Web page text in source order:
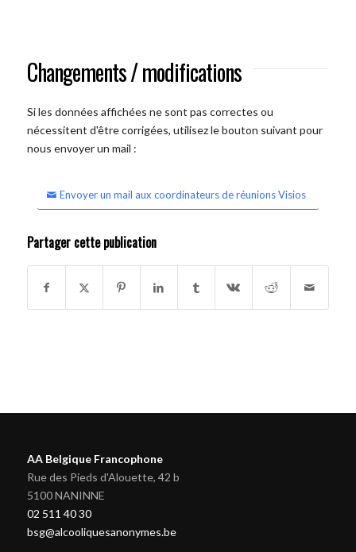
Changements / modifications
Si les données affichées ne sont pas correctes ou
nécessitent d'être corrigées, utilisez le bouton suivant pour
nous envoyer un mail :
Envoyer un mail aux coordinateurs de réunions Visios
Partager cette publication
AA Belgique Francophone
Rue des Pieds d'Alouette, 42 b
5100 NANINNE
02 511 40 30
bsg@alcooliquesanonymes.be